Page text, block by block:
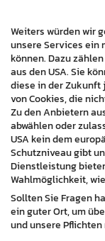
ehrenamtlich als
tätig.
Weiters würden wir
unsere Services ein
können. Dazu
aus den USA. Sie
diese in der Zukunft
von Cookies, die
Zu den Anbietern
abwählen oder
USA kein dem
Schutzniveau gibt
Dienstleistung
Wahlmöglichkeit,
Sollten Sie Fragen
ein guter Ort, um
und unsere